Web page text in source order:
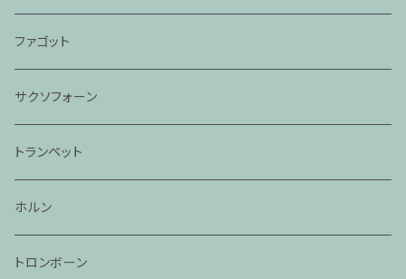
ファゴット
サクソフォーン
トランペット
ホルン
トロンボーン